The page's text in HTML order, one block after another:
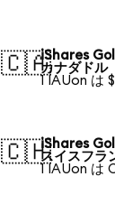
🇨🇦iShares
カナダドル
1 IAUon は
🇨🇭iShares
スイスフラ
1 IAUon は